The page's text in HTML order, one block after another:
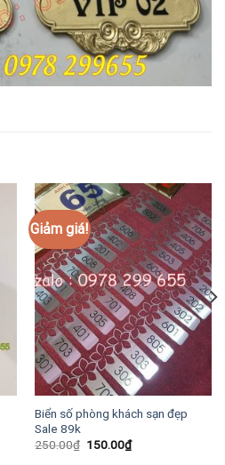
Giảm giá!
Biển số phòng khách sạn đẹp
Sale 89k
250.00₫ Giá
150.00₫Giá
hiện